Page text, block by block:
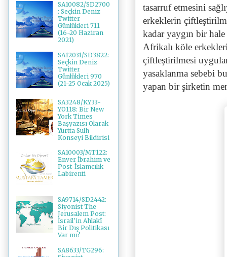
tasarruf etmesini
erkeklerin
kadar yaygın bir
Afrikalı köle
çiftleştirilmesi
yasaklanma sebebi
yapan bir şirketin
SA10082/SD2700
: Seçkin Deniz
Twitter
Günlükleri 711
(16-20 Haziran
2021)
SA12031/SD3822:
Seçkin Deniz
Twitter
Günlükleri 970
(21-25 Ocak 2025)
SA3248/KY33-
YO118: Bir New
York Times
Başyazısı Olarak
Yurtta Sulh
Konseyi Bildirisi
SA10003/MT122:
Enver İbrahim ve
Post-İslamcılık
Labirenti
SA9714/SD2442:
Siyonist The
Jerusalem Post:
İsrail'in Ahlakî
Bir Dış Politikası
Var mı?
SA8633/TG296: